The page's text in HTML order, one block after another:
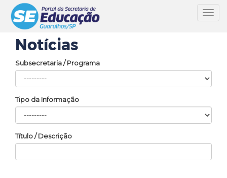
Notícias
Subsecretaria / Programa
Tipo da Informação
Título / Descrição